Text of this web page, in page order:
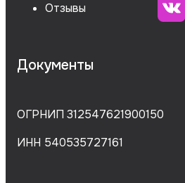
Отзывы
Документы
ОГРНИП 312547621900150
ИНН 540535727161